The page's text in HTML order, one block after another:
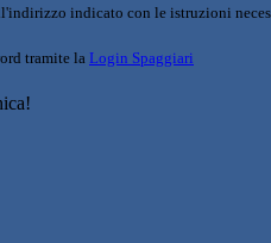
indicato con le istruzioni
tramite la Login Spaggiari